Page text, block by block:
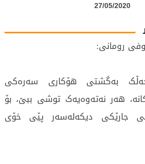
27/05/2020
رومانی:
بەگشتی هۆکاری سەرەکی
هەر نەتەوەیەک توشی ببێ، بۆ
جارێکی دیکەلەسەر پێی خۆی